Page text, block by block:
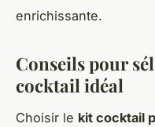
enrichissante.
Conseils pour
cocktail idéal
Choisir le kit cocktail